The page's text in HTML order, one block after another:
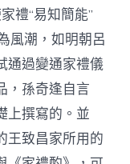
禮“易知簡能”
風潮，如明朝呂
通過變通家禮儀
，孫奇逢自言
上撰寫的。並
王致昌家所用的